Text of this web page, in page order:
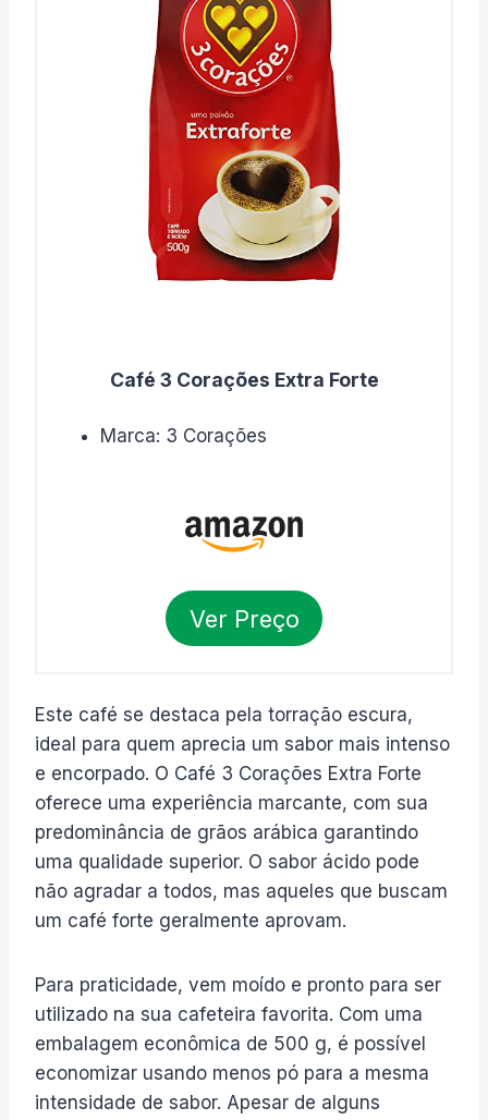
Café 3 Corações Extra Forte
Marca: 3 Corações
Ver Preço
Este café se destaca pela torração escura,
ideal para quem aprecia um sabor mais intenso
e encorpado. O Café 3 Corações Extra Forte
oferece uma experiência marcante, com sua
predominância de grãos arábica garantindo
uma qualidade superior. O sabor ácido pode
não agradar a todos, mas aqueles que buscam
um café forte geralmente aprovam.
Para praticidade, vem moído e pronto para ser
utilizado na sua cafeteira favorita. Com uma
embalagem econômica de 500 g, é possível
economizar usando menos pó para a mesma
intensidade de sabor. Apesar de alguns